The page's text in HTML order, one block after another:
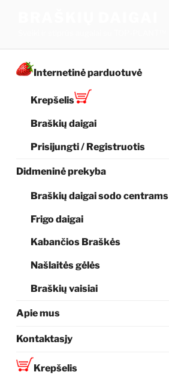
Internetinė parduotuvė
Krepšelis
Braškių daigai
Prisijungti / Registruotis
Didmeninė prekyba
Braškių daigai sodo centrams
Frigo daigai
Kabančios Braškės
Našlaitės gėlės
Braškių vaisiai
Apie mus
Kontaktasjy
Krepšelis